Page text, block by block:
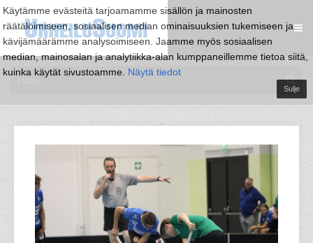
Käytämme evästeitä tarjoamamme sisällön ja mainosten
räätälöimiseen, sosiaalisen median ominaisuuksien tukemiseen ja
kävijämäärämme analysoimiseen. Jaamme myös sosiaalisen
median, mainosalan ja analytiikka-alan kumppaneillemme tietoa siitä,
kuinka käytät sivustoamme. Näytä tiedot
Sulje